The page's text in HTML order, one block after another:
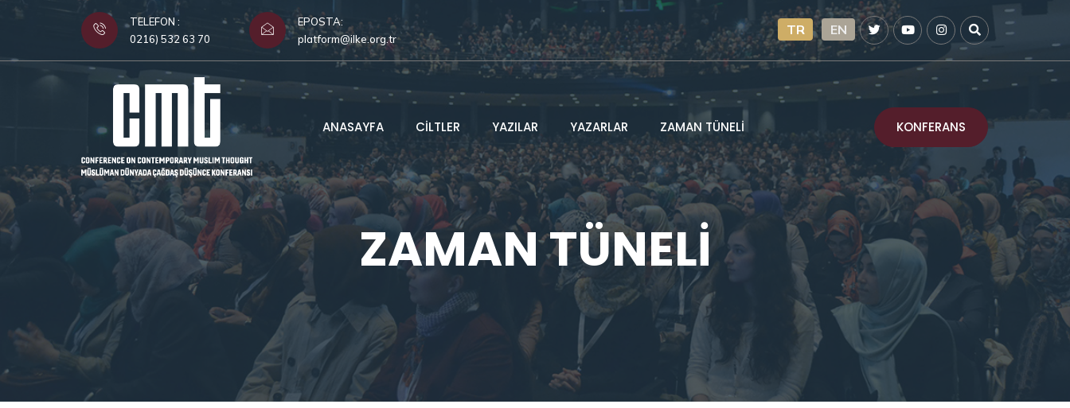
TELEFON :
0216) 532 63 70
EPOSTA:
platform@ilke.org.tr
TR EN
ANASAYFA CİLTLER YAZILAR YAZARLAR ZAMAN TÜNELİ KONFERANS
ZAMAN TÜNELİ